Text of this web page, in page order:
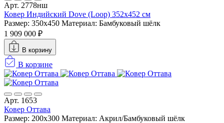
Арт. 2778нш
Ковер Индийский Dove (Loop) 352x452 см
Размер: 350x450 Материал: Бамбуковый шёлк
1 909 000 ₽
В корзину
В корзине
Арт. 1653
Ковер Оттава
Размер: 200x300 Материал: Акрил/Бамбуковый шёлк